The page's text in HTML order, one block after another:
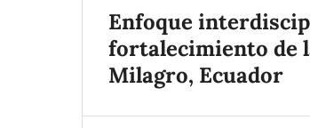
Enfoque
fortalecimiento de
Milagro, Ecuador